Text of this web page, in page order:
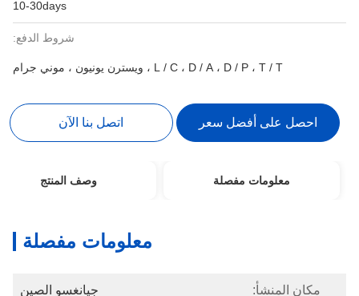
10-30days
شروط الدفع:
L / C ، D / A ، D / P ، T / T ، ويسترن يونيون ، موني جرام
احصل على أفضل سعر اتصل بنا الآن
معلومات مفصلة وصف المنتج
معلومات مفصلة
مكان المنشأ: جيانغسو الصين